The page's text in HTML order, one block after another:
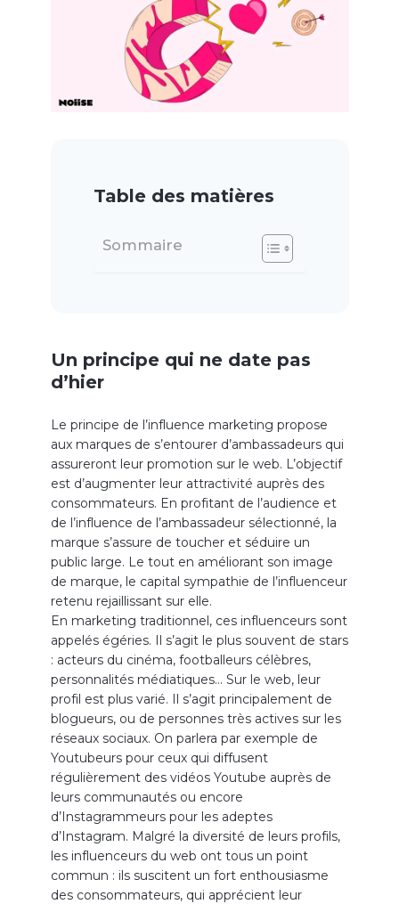
Table des matières
Sommaire
Un principe qui ne date pas
d’hier
Le principe de l’influence marketing propose
aux marques de s’entourer d’ambassadeurs qui
assureront leur promotion sur le web. L’objectif
est d’augmenter leur attractivité auprès des
consommateurs. En profitant de l’audience et
de l’influence de l’ambassadeur sélectionné, la
marque s’assure de toucher et séduire un
public large. Le tout en améliorant son image
de marque, le capital sympathie de l’influenceur
retenu rejaillissant sur elle.
En marketing traditionnel, ces influenceurs sont
appelés égéries. Il s’agit le plus souvent de stars
: acteurs du cinéma, footballeurs célèbres,
personnalités médiatiques… Sur le web, leur
profil est plus varié. Il s’agit principalement de
blogueurs, ou de personnes très actives sur les
réseaux sociaux. On parlera par exemple de
Youtubeurs pour ceux qui diffusent
régulièrement des vidéos Youtube auprès de
leurs communautés ou encore
d’Instagrammeurs pour les adeptes
d’Instagram. Malgré la diversité de leurs profils,
les influenceurs du web ont tous un point
commun : ils suscitent un fort enthousiasme
des consommateurs, qui apprécient leur